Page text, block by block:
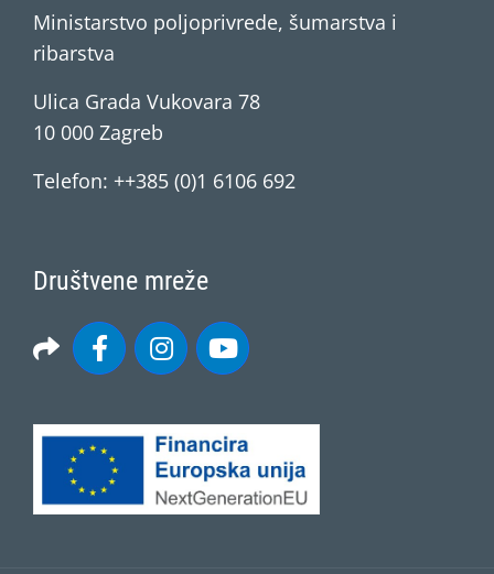
Ministarstvo poljoprivrede, šumarstva i
ribarstva
Ulica Grada Vukovara 78
10 000 Zagreb
Telefon: ++385 (0)1 6106 692
Društvene mreže